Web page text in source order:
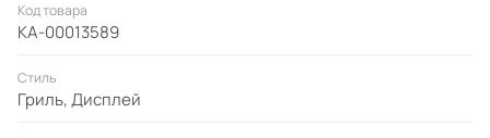
Код товара
КА-00013589
Стиль
Гриль, Дисплей